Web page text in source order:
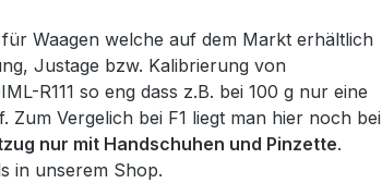
Waagen welche auf dem Markt erhältlich
Justage bzw. Kalibrierung von
R111 so eng dass z.B. bei 100 g nur eine
Vergelich bei F1 liegt man hier noch bei
nur mit Handschuhen und Pinzette.
in unserem Shop.